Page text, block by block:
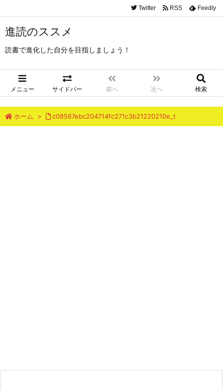
進読のススメ
読書で進化した自分を目指しましょう！
メニュー サイドバー 前へ 次へ 検索
Twitter RSS Feedly
ホーム > c08567ebc204714fc271c3b21220210e_t